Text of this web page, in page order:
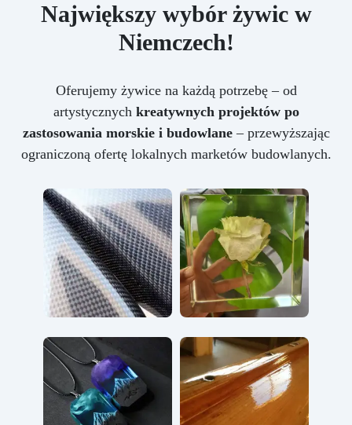
Największy wybór żywic w
Niemczech!
Oferujemy żywice na każdą potrzebę – od
artystycznych kreatywnych projektów po
zastosowania morskie i budowlane– przewyższając
ograniczoną ofertę lokalnych marketów budowlanych.